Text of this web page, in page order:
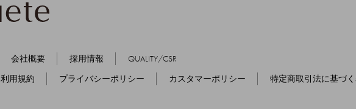
会社概要 採用情報
QUALITY/CSR
利用規約 プライバシーポリシー カスタマーポリシー 特定商取引法に基づ